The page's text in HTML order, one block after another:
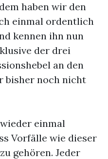
haben wir den
einmal ordentlich
kennen ihn nun
der drei
an den
bisher noch nicht
einmal
Vorfälle wie dieser
gehören. Jeder